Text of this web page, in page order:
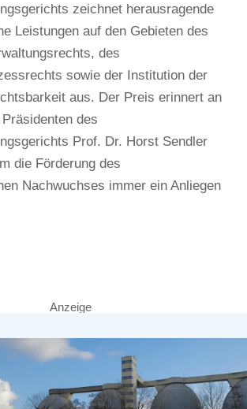
zeichnet herausragende
Leistungen auf den Gebieten des
des
sowie der Institution der
aus. Der Preis erinnert an
des
Prof. Dr. Horst Sendler
die Förderung des
Nachwuchses immer ein Anliegen
Anzeige